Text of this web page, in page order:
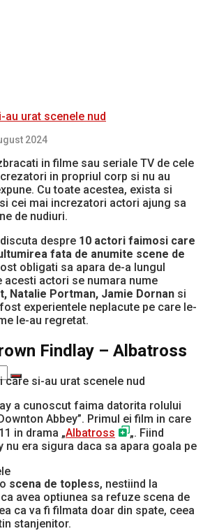
urat scenele nud
2024
in filme sau seriale TV de cele
in propriul corp si nu au
Cu toate acestea, exista si
cei mai increzatori actori ajung sa
de nudiuri.
despre 10 actori faimosi care
fata de anumite scene de
obligati sa apara de-a lungul
acesti actori se numara nume
Natalie Portman, Jamie Dornan si
experientele neplacute pe care le-
le-au regretat.
Findlay – Albatross
a cunoscut faima datorita rolului
Abbey”. Primul ei film in care
in drama „Albatross
„. Fiind
nu era sigura daca sa apara goala pe
scena de topless, nestiind la
avea optiunea sa refuze scena de
ca va fi filmata doar din spate, ceea
stanjenitor.